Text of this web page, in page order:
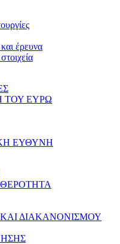
έρευνα
ΤΟΥ ΕΥΡΩ
ΕΥΘΥΝΗ
ΔΙΑΚΑΝΟΝΙΣΜΟΥ